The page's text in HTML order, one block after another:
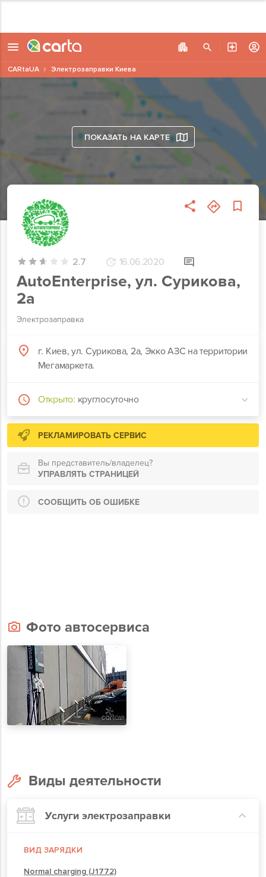
ПОКАЗАТЬ НА КАРТЕ
2.7 16.06.2020
AutoEnterprise, ул. Сурикова,
2а
Электрозаправка
г. Киев, ул. Сурикова, 2а, Экко АЗС на территории
Мегамаркета.
Открыто: круглосуточно
РЕКЛАМИРОВАТЬ СЕРВИС
Вы представитель/владелец?
УПРАВЛЯТЬ СТРАНИЦЕЙ
СООБЩИТЬ ОБ ОШИБКЕ
CARtaUA Электрозаправки Киева
Фото автосервиса
Виды деятельности
Услуги электрозаправки
ВИД ЗАРЯДКИ
Normal charging (J1772)